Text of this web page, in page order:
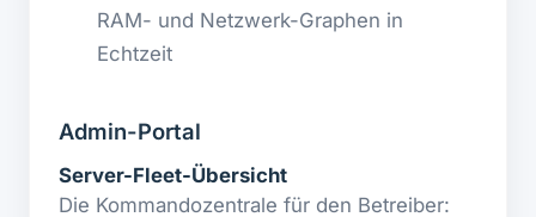
RAM- und Netzwerk-Graphen in
Echtzeit
Admin-Portal
Server-Fleet-Übersicht
Die Kommandozentrale für den Betreiber: